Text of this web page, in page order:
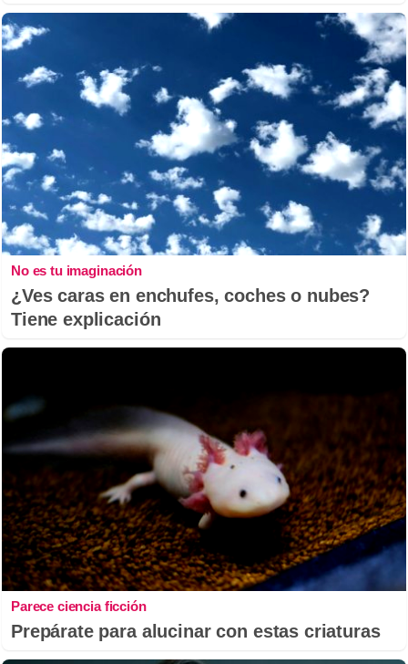
No es tu imaginación
¿Ves caras en enchufes, coches o nubes?
Tiene explicación
Parece ciencia ficción
Prepárate para alucinar con estas criaturas